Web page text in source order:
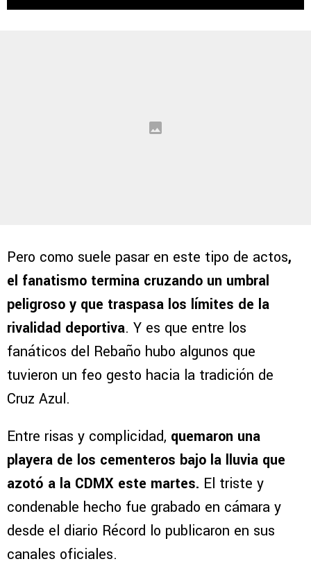
Pero como suele pasar en este tipo de actos,
el fanatismo termina cruzando un umbral
peligroso y que traspasa los límites de la
rivalidad deportiva. Y es que entre los
fanáticos del Rebaño hubo algunos que
tuvieron un feo gesto hacia la tradición de
Cruz Azul.
Entre risas y complicidad, quemaron una
playera de los cementeros bajo la lluvia que
azotó a la CDMX este martes. El triste y
condenable hecho fue grabado en cámara y
desde el diario Récord lo publicaron en sus
canales oficiales.